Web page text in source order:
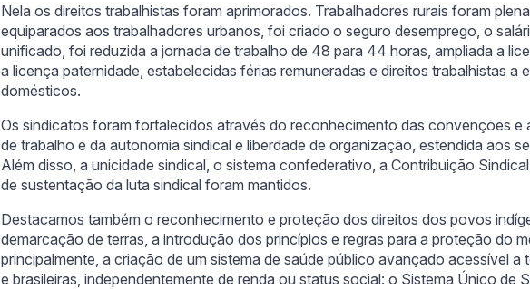
Nela os direitos trabalhistas foram aprimorados. Trabalhadores rurais foram
equiparados aos trabalhadores urbanos, foi criado o seguro desemprego, o
unificado, foi reduzida a jornada de trabalho de 48 para 44 horas, ampliada a
a licença paternidade, estabelecidas férias remuneradas e direitos trabalhistas a
domésticos.
Os sindicatos foram fortalecidos através do reconhecimento das convenções e
de trabalho e da autonomia sindical e liberdade de organização, estendida aos
Além disso, a unicidade sindical, o sistema confederativo, a Contribuição
de sustentação da luta sindical foram mantidos.
Destacamos também o reconhecimento e proteção dos direitos dos povos
demarcação de terras, a introdução dos princípios e regras para a proteção do
principalmente, a criação de um sistema de saúde público avançado acessível a
e brasileiras, independentemente de renda ou status social: o Sistema Único de